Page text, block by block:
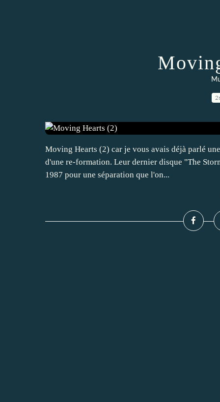
Moving Hearts (2) car je vous avais déjà parlé
d'une re-formation. Leur dernier disque "The
1987 pour une séparation que l'on...